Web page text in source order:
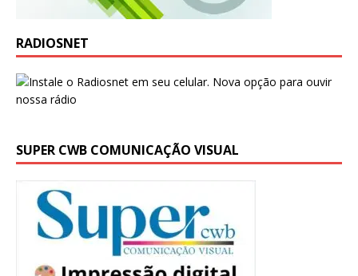
RADIOSNET
SUPER CWB COMUNICAÇÃO VISUAL